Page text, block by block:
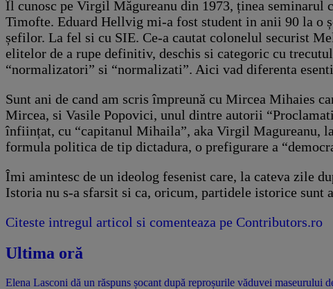
Îl cunosc pe Virgil Măgureanu din 1973, ținea seminarul
Timofte. Eduard Hellvig mi-a fost student in anii 90 la o
șefilor. La fel si cu SIE. Ce-a cautat colonelul securist
elitelor de a rupe definitiv, deschis si categoric cu
“normalizatori” si “normalizati”. Aici vad diferenta
Sunt ani de cand am scris împreună cu Mircea Mihaies
Mircea, si Vasile Popovici, unul dintre autorii
înființat, cu “capitanul Mihaila”, aka Virgil Magureanu,
formula politica de tip dictadura, o prefigurare a
Îmi amintesc de un ideolog fesenist care, la cateva zile
Istoria nu s-a sfarsit si ca, oricum, partidele istorice
Citeste intregul articol si comenteaza pe Contributors.ro
Ultima oră
Elena Lasconi dă un răspuns șocant după reproșurile văduvei